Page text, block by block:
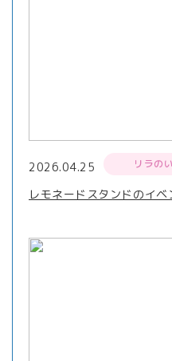
2026.04.25 リラの
レモネードスタンドのイ